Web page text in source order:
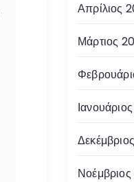
Απρίλιος
Μάρτιος